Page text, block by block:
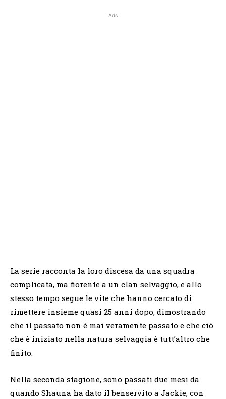
Ads
La serie racconta la loro discesa da una squadra
complicata, ma fiorente a un clan selvaggio, e allo
stesso tempo segue le vite che hanno cercato di
rimettere insieme quasi 25 anni dopo, dimostrando
che il passato non è mai veramente passato e che ciò
che è iniziato nella natura selvaggia è tutt’altro che
finito.
Nella seconda stagione, sono passati due mesi da
quando Shauna ha dato il benservito a Jackie, con